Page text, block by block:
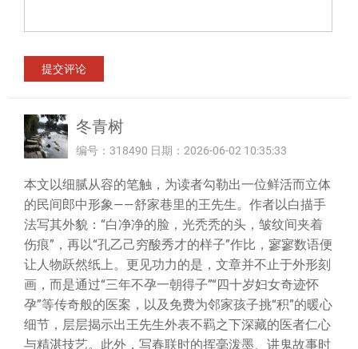
冬青树
编号：318490 日期：2026-06-02 10:35:33
本文以细腻从容的笔触，为读者勾勒出一位鲜活而立体
的民间郎中形象——舒家巷里的王先生。作者以白描手
法写其外貌：“白净净的脸，光秃秃的头，皱纹间夹着
伤痕”，再以“孔乙己穷酸秀才的样子”作比，寥寥数语便
让人物跃然纸上。更见功力的是，文章并不止于外形刻
画，而是通过“三年不孕一朝得子”“四十岁妇女奇迹怀
孕”等传奇般的医案，以及免费为邻家孩子挑“积”的暖心
细节，层层揭示出王先生外表不羁之下深藏的医者仁心
与精湛技艺。此外，写春联时的挥毫泼墨、讲鬼故事时